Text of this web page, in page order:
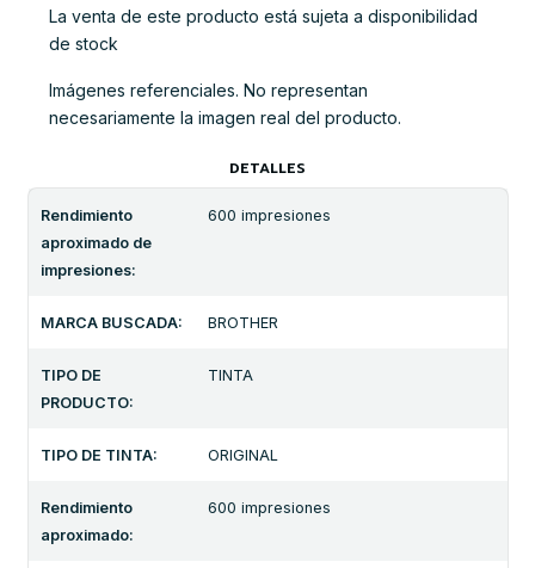
La venta de este producto está sujeta a disponibilidad
de stock
Imágenes referenciales. No representan
necesariamente la imagen real del producto.
DETALLES
Rendimiento
aproximado de
impresiones:
600 impresiones
MARCA BUSCADA: BROTHER
TIPO DE
PRODUCTO:
TINTA
TIPO DE TINTA: ORIGINAL
Rendimiento
aproximado:
600 impresiones